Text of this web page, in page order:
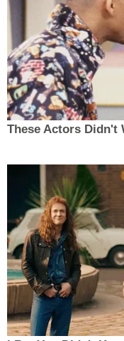
These Actors Didn't